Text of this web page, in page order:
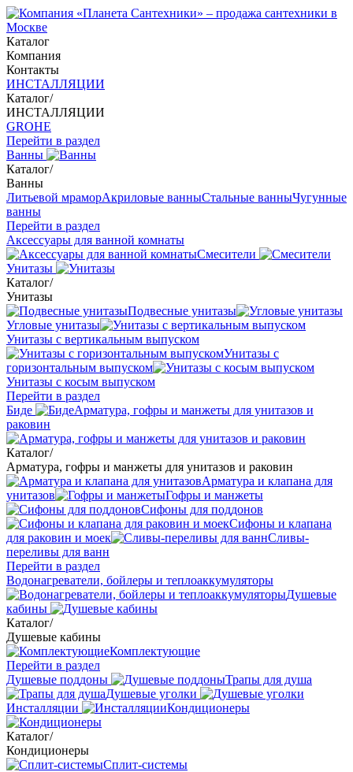
Каталог
Компания
Контакты
ИНСТАЛЛЯЦИИ
Каталог/
ИНСТАЛЛЯЦИИ
GROHE
Перейти в раздел
Ванны
Каталог/
Ванны
Литьевой мраморАкриловые ванныСтальные ванныЧугунные
ванны
Перейти в раздел
Аксессуары для ванной комнаты
Смесители
Унитазы
Каталог/
Унитазы
Подвесные унитазы
Угловые унитазы
Унитазы с вертикальным выпуском
Унитазы с
горизонтальным выпуском
Унитазы с косым выпуском
Перейти в раздел
Биде
Арматура, гофры и манжеты для унитазов и
раковин
Каталог/
Арматура, гофры и манжеты для унитазов и раковин
Арматура и клапана для
унитазов
Гофры и манжеты
Сифоны для поддонов
Сифоны и клапана
для раковин и моек
Сливы-
переливы для ванн
Перейти в раздел
Водонагреватели, бойлеры и теплоаккумуляторы
Душевые
кабины
Каталог/
Душевые кабины
Комплектующие
Перейти в раздел
Душевые поддоны
Трапы для душа
Душевые уголки
Инсталляции
Кондиционеры
Каталог/
Кондиционеры
Сплит-системы